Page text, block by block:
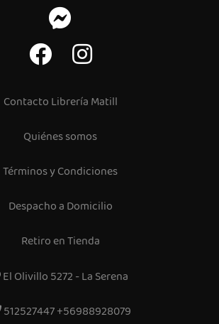
Contacto Librería Matill
Quiénes somos
Términos y Condiciones
Despacho a Domicilio
Retiro en Tienda
El Olivillo 5272 - La Serena
512527447 +56988928079